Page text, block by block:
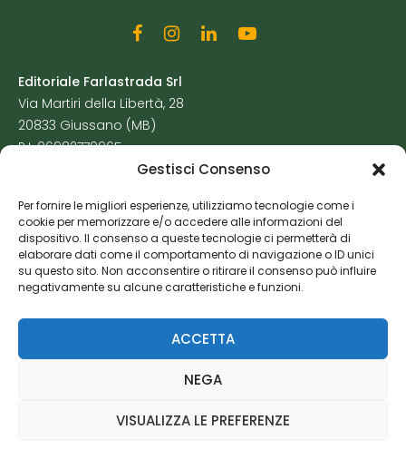
Gestisci Consenso
Per fornire le migliori esperienze, utilizziamo tecnologie come i
cookie per memorizzare e/o accedere alle informazioni del
dispositivo. Il consenso a queste tecnologie ci permetterà di
elaborare dati come il comportamento di navigazione o ID unici
su questo sito. Non acconsentire o ritirare il consenso può influire
negativamente su alcune caratteristiche e funzioni.
ACCETTA
NEGA
VISUALIZZA LE PREFERENZE
Editoriale Farlastrada Srl
Via Martiri della Libertà, 28
20833 Giussano (MB)
P.I. 06982770965
Cookie Policy
Risorse Aggiuntive